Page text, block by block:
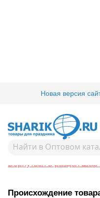
Новая версия
Товары для
1103-3330БК Шар
Вернуться в раздел Шар
Происхождение